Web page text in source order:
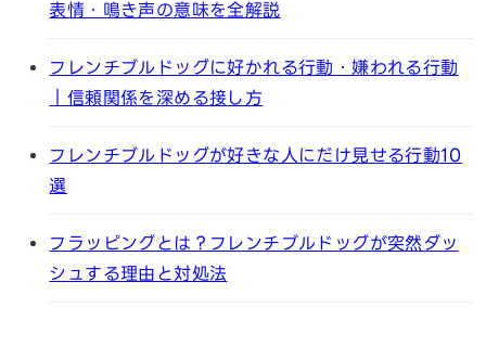
表情・鳴き声の意味を全解説
フレンチブルドッグに好かれる行動・嫌われる行動
｜信頼関係を深める接し方
フレンチブルドッグが好きな人にだけ見せる行動10
選
フラッピングとは？フレンチブルドッグが突然ダッ
シュする理由と対処法